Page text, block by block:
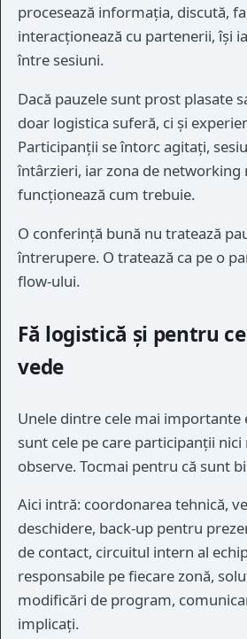
procesează informația, discută,
interacționează cu partenerii, își
între sesiuni.
Dacă pauzele sunt prost plasate
doar logistica suferă, ci și
Participanții se întorc agitați,
întârzieri, iar zona de networking
funcționează cum trebuie.
O conferință bună nu tratează
întrerupere. O tratează ca pe o
flow-ului.
Fă logistică și pentru
vede
Unele dintre cele mai importante
sunt cele pe care participanții
observe. Tocmai pentru că sunt
Aici intră: coordonarea tehnică,
deschidere, back-up pentru
de contact, circuitul intern al
responsabile pe fiecare zonă,
modificări de program,
implicați.